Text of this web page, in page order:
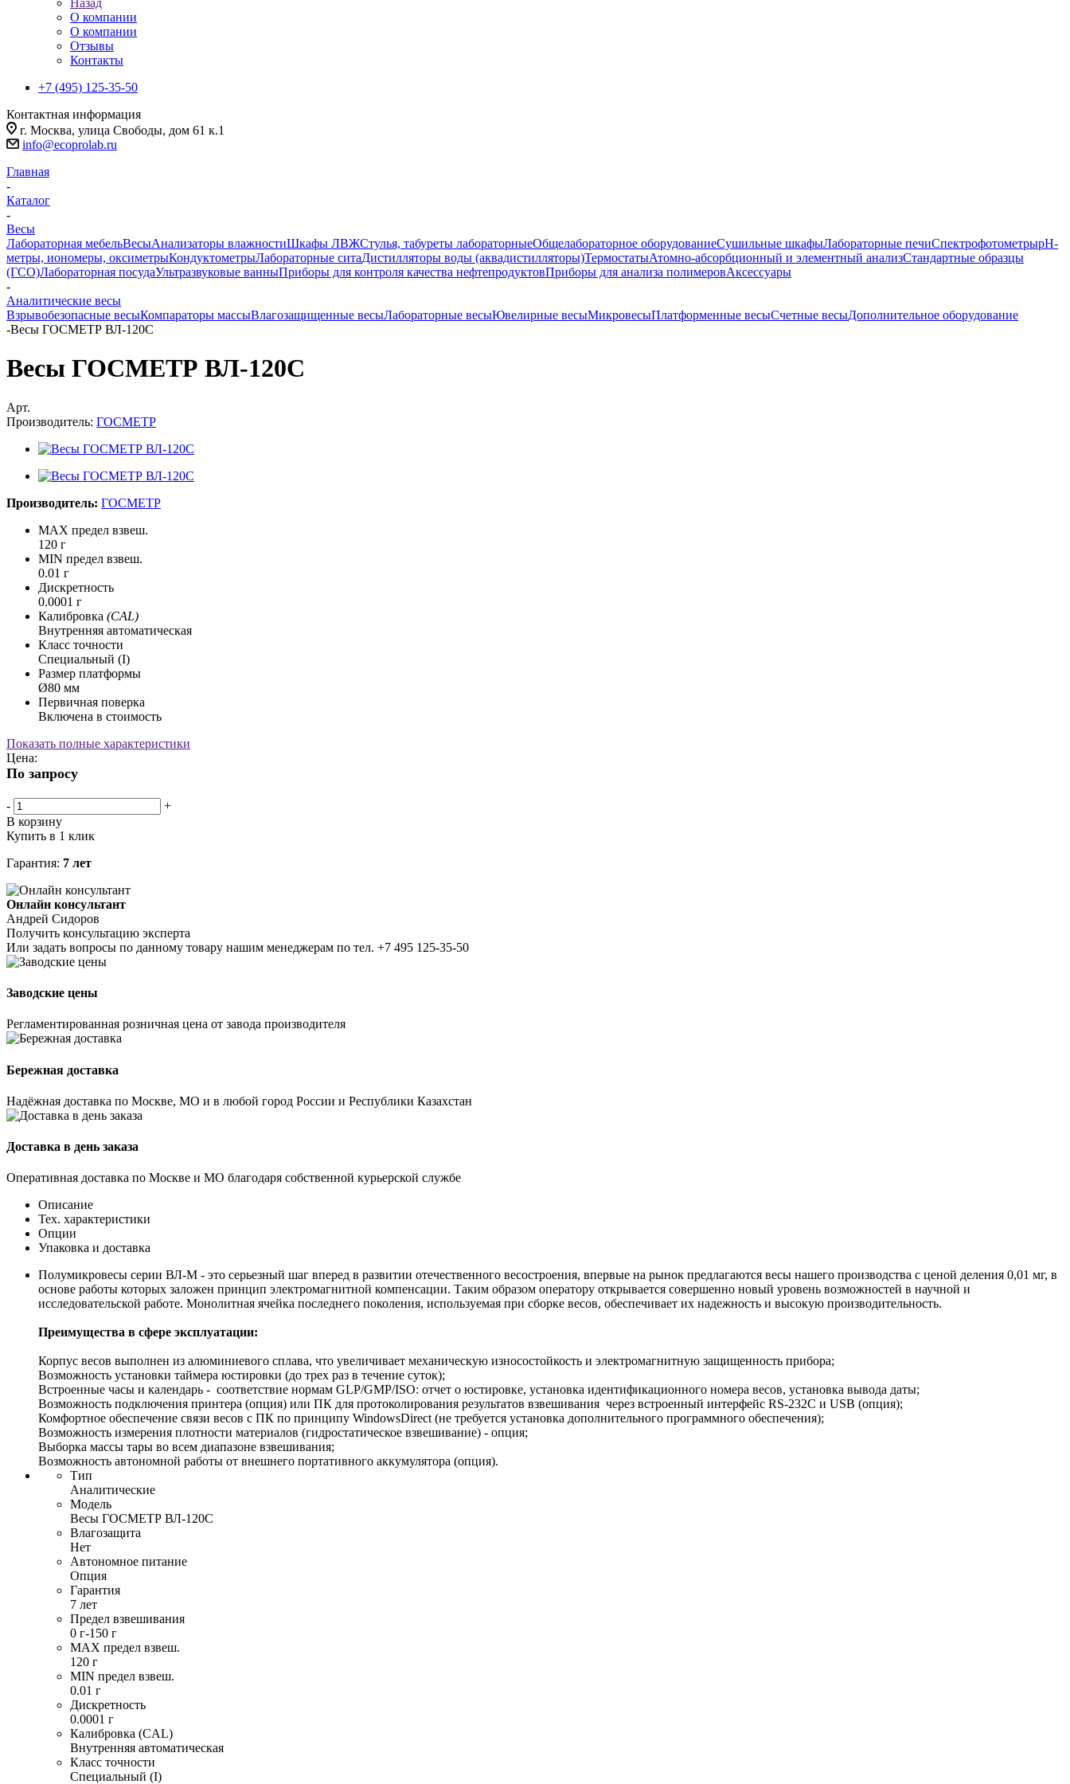
Назад
О компании
О компании
Отзывы
Контакты
+7 (495) 125-35-50
Контактная информация
г. Москва, улица Свободы, дом 61 к.1
info@ecoprolab.ru
Главная
-
Каталог
-
Весы
Лабораторная мебельВесыАнализаторы влажностиШкафы ЛВЖСтулья, табуреты лабораторныеОбщелабораторное оборудованиеСушильные шкафыЛабораторные печиСпектрофотометрыpH-
метры, иономеры, оксиметрыКондуктометрыЛабораторные ситаДистилляторы воды (аквадистилляторы)ТермостатыАтомно-абсорбционный и элементный анализСтандартные образцы
(ГСО)Лабораторная посудаУльтразвуковые ванныПриборы для контроля качества нефтепродуктовПриборы для анализа полимеровАксессуары
-
Аналитические весы
Взрывобезопасные весыКомпараторы массыВлагозащищенные весыЛабораторные весыЮвелирные весыМикровесыПлатформенные весыСчетные весыДополнительное оборудование
-Весы ГОСМЕТР ВЛ-120С
Весы ГОСМЕТР ВЛ-120С
Арт.
Производитель: ГОСМЕТР
Производитель: ГОСМЕТР
MAX предел взвеш.
120 г
MIN предел взвеш.
0.01 г
Дискретность
0.0001 г
Калибровка (CAL)
Внутренняя автоматическая
Класс точности
Специальный (I)
Размер платформы
Ø80 мм
Первичная поверка
Включена в стоимость
Показать полные характеристики
Цена:
По запросу
-
+
В корзину
Купить в 1 клик
Гарантия: 7 лет
Онлайн консультант
Андрей Сидоров
Получить консультацию эксперта
Или задать вопросы по данному товару нашим менеджерам по тел. +7 495 125-35-50
Заводские цены
Регламентированная розничная цена от завода производителя
Бережная доставка
Надёжная доставка по Москве, МО и в любой город России и Республики Казахстан
Доставка в день заказа
Оперативная доставка по Москве и МО благодаря собственной курьерской службе
Описание
Тех. характеристики
Опции
Упаковка и доставка
Полумикровесы серии ВЛ-М - это серьезный шаг вперед в развитии отечественного весостроения, впервые на рынок предлагаются весы нашего производства с ценой деления 0,01 мг, в
основе работы которых заложен принцип электромагнитной компенсации. Таким образом оператору открывается совершенно новый уровень возможностей в научной и
исследовательской работе. Монолитная ячейка последнего поколения, используемая при сборке весов, обеспечивает их надежность и высокую производительность.
Преимущества в сфере эксплуатации:
Корпус весов выполнен из алюминиевого сплава, что увеличивает механическую износостойкость и электромагнитную защищенность прибора;
Возможность установки таймера юстировки (до трех раз в течение суток);
Встроенные часы и календарь - соответствие нормам GLP/GMP/ISO: отчет о юстировке, установка идентификационного номера весов, установка вывода даты;
Возможность подключения принтера (опция) или ПК для протоколирования результатов взвешивания через встроенный интерфейс RS-232C и USB (опция);
Комфортное обеспечение связи весов с ПК по принципу WindowsDirect (не требуется установка дополнительного программного обеспечения);
Возможность измерения плотности материалов (гидростатическое взвешивание) - опция;
Выборка массы тары во всем диапазоне взвешивания;
Возможность автономной работы от внешнего портативного аккумулятора (опция).
Тип
Аналитические
Модель
Весы ГОСМЕТР ВЛ-120С
Влагозащита
Нет
Автономное питание
Опция
Гарантия
7 лет
Предел взвешивания
0 г-150 г
MAX предел взвеш.
120 г
MIN предел взвеш.
0.01 г
Дискретность
0.0001 г
Калибровка (CAL)
Внутренняя автоматическая
Класс точности
Специальный (I)